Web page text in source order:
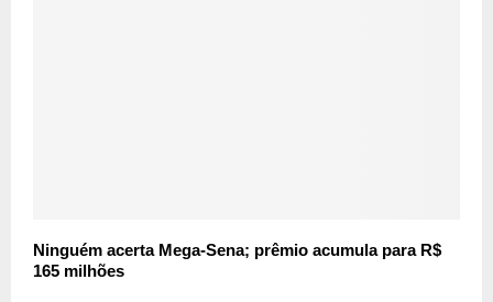
Ninguém acerta Mega-Sena; prêmio acumula para R$
165 milhões